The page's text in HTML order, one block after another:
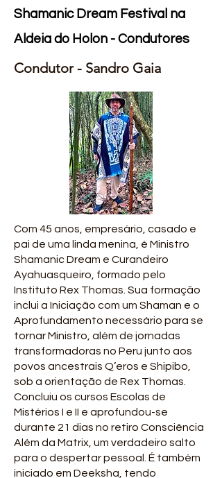
Shamanic Dream Festival na
Aldeia do Holon - Condutores
Condutor - Sandro Gaia
Com 45 anos, empresário, casado e
pai de uma linda menina, é Ministro
Shamanic Dream e Curandeiro
Ayahuasqueiro, formado pelo
Instituto Rex Thomas. Sua formação
inclui a Iniciação com um Shaman e o
Aprofundamento necessário para se
tornar Ministro, além de jornadas
transformadoras no Peru junto aos
povos ancestrais Q’eros e Shipibo,
sob a orientação de Rex Thomas.
Concluiu os cursos Escolas de
Mistérios I e II e aprofundou-se
durante 21 dias no retiro Consciência
Além da Matrix, um verdadeiro salto
para o despertar pessoal. É também
iniciado em Deeksha, tendo